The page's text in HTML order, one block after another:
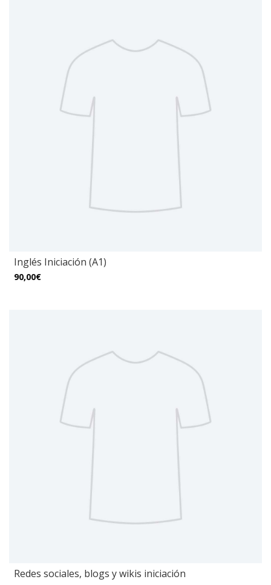
Inglés Iniciación (A1)
90,00€
Redes sociales, blogs y wikis iniciación